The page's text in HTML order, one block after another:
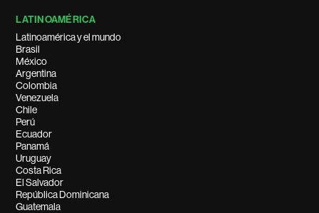
LATINOAMÉRICA
Latinoamérica y el mundo
Brasil
México
Argentina
Colombia
Venezuela
Chile
Perú
Ecuador
Panamá
Uruguay
Costa Rica
El Salvador
República Dominicana
Guatemala